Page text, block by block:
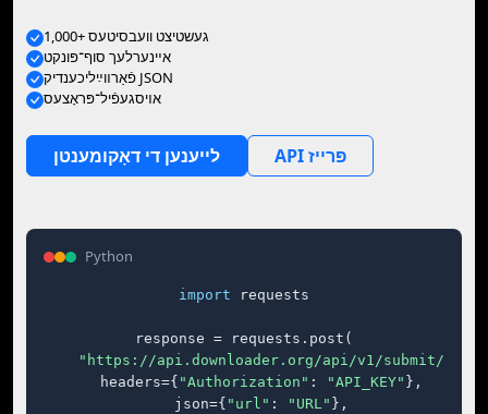
1,000+ געשטיצט וועבסיטעס
אײנערלעך סוף־פּונקט
פֿאַרװײַליכענדיק JSON
אױסגעפֿיל־פּראָצעס
לייענען די דאָקומענטן API פּרייז
Python
import requests
response = requests.post(
"https://api.downloader.org/api/v1/submit/"
    headers={
"Authorization" : "API_KEY" },
    json={
"url" : "URL" },